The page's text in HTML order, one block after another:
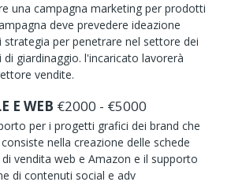
una campagna marketing per prodotti
deve prevedere ideazione
per penetrare nel settore dei
giardinaggio. l'incaricato lavorerà
vendite.
E WEB €2000 - €5000
per i progetti grafici dei brand che
nella creazione delle schede
vendita web e Amazon e il supporto
di contenuti social e adv